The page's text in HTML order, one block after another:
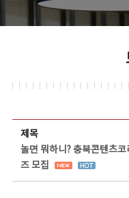
제목
놀면 뭐하니? 충북콘텐츠
즈 모집